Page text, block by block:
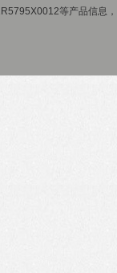
等产品信息